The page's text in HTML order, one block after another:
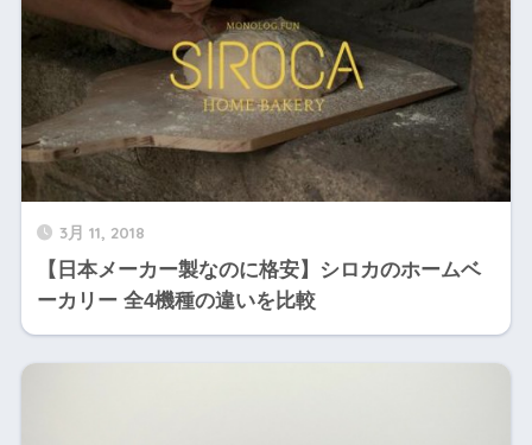
3月 11, 2018
【日本メーカー製なのに格安】シロカのホームベ
ーカリー 全4機種の違いを比較